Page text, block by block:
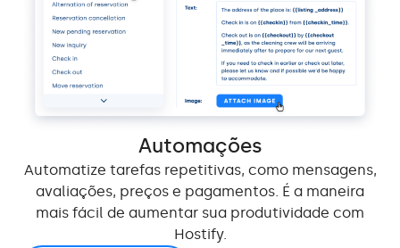
Automações
Automatize tarefas repetitivas, como mensagens,
avaliações, preços e pagamentos. É a maneira
mais fácil de aumentar sua produtividade com
Hostify.